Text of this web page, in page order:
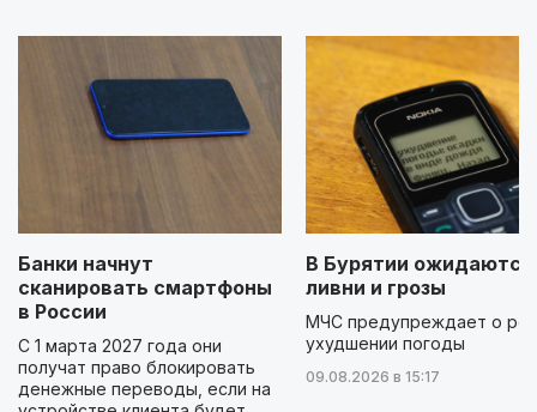
Банки начнут
сканировать смартфоны
в России
С 1 марта 2027 года они
получат право блокировать
денежные переводы, если на
В Бурятии ожидаются
ливни и грозы
МЧС предупреждает о
ухудшении погоды
09.08.2026 в 15:17